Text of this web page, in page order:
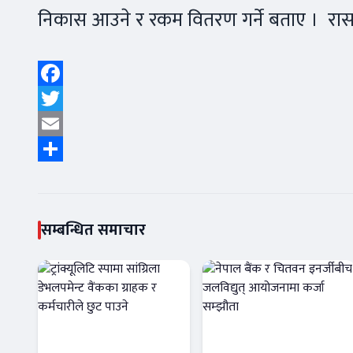
निकास आउने र रकम वितरण गर्ने बताए ।
Facebook
Twitter
Email
सम्बन्धित समाचार